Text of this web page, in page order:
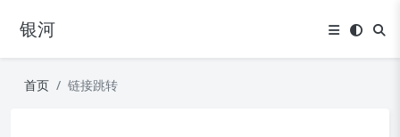
银河
首页 链接跳转